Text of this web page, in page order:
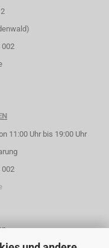
002
11:00 Uhr bis 19:00 Uhr
002